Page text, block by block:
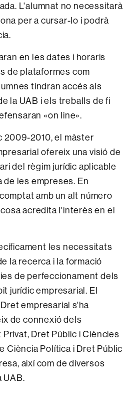
L'alumnat no necessitarà
per a cursar-lo i podrà
en les dates i horaris
de plataformes com
tindran accés als
la UAB i els treballs de fi
«on line».
2009-2010, el màster
ofereix una visió de
del règim jurídic aplicable
de les empreses. En
amb un alt número
acredita l'interès en el
les necessitats
la recerca i la formació
de perfeccionament dels
jurídic empresarial. El
empresarial s'ha
de connexió dels
Dret Públic i Ciències
Ciència Política i Dret Públic
així com de diversos
UAB.